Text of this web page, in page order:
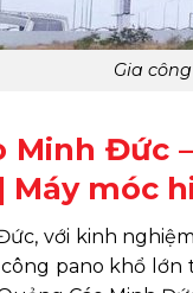
Gia
Minh Đức
Máy móc
với kinh
pano khổ lớn